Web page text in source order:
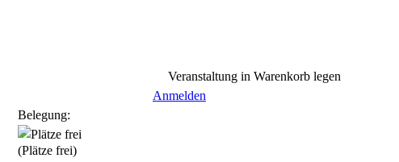
Veranstaltung in Warenkorb legen
Anmelden
Belegung:
(Plätze frei)